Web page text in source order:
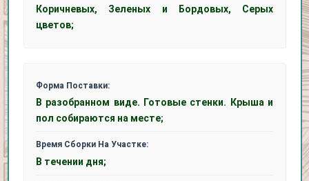
Коричневых, Зеленых и Бордовых, Серых
цветов;
Форма Поставки:
В разобранном виде. Готовые стенки. Крыша и
пол собираются на месте;
Время Сборки На Участке:
В течении дня;